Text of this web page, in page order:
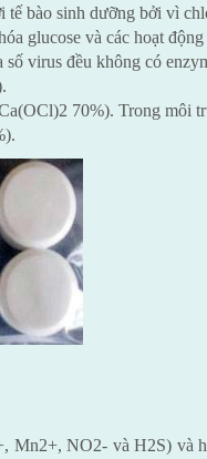
bào sinh dưỡng bởi vì
glucose và các hoạt
virus đều không có
70%). Trong môi
NO2- và H2S) và